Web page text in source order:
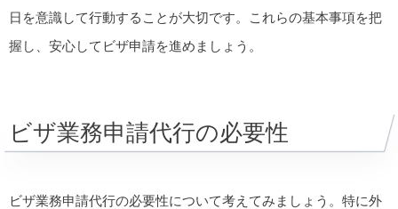
日を意識して行動することが大切です。これらの基本事項を把
握し、安心してビザ申請を進めましょう。
ビザ業務申請代行の必要性
ビザ業務申請代行の必要性について考えてみましょう。特に外